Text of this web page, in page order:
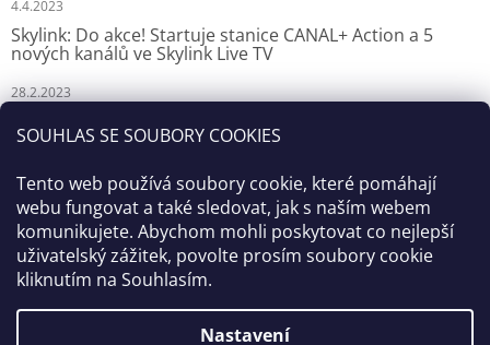
SOUHLAS SE SOUBORY COOKIES
Tento web používá soubory cookie, které pomáhají
webu fungovat a také sledovat, jak s naším webem
komunikujete. Abychom mohli poskytovat co nejlepší
uživatelský zážitek, povolte prosím soubory cookie
kliknutím na Souhlasím.
Nastavení
4.4.2023
Skylink: Do akce! Startuje stanice CANAL+ Action a 5
nových kanálů ve Skylink Live TV
28.2.2023
Vytvořil Shoptet